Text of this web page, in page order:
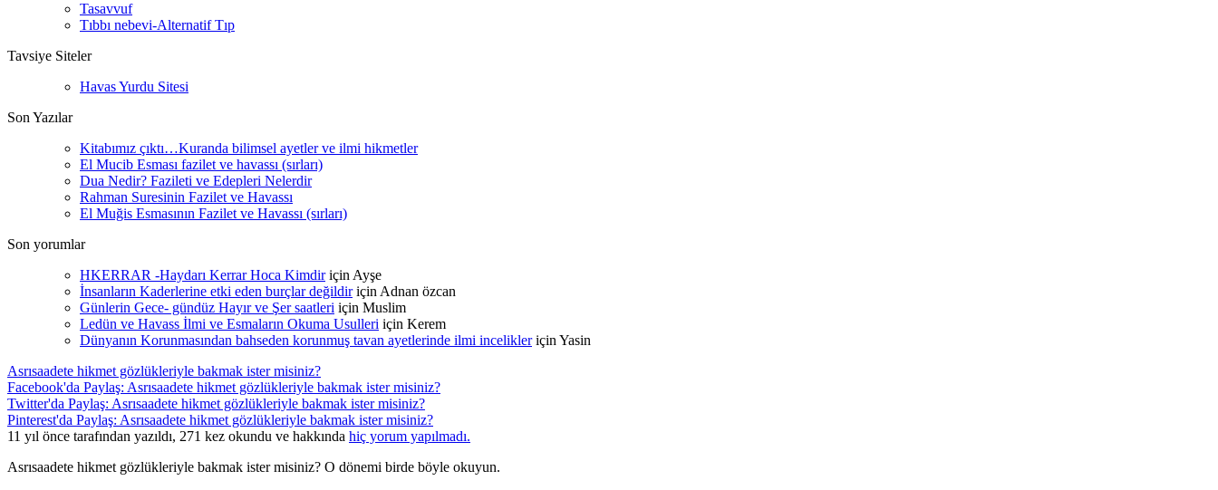
Tasavvuf
Tıbbı nebevi-Alternatif Tıp
Tavsiye Siteler
Havas Yurdu Sitesi
Son Yazılar
Kitabımız çıktı…Kuranda bilimsel ayetler ve ilmi hikmetler
El Mucib Esması fazilet ve havassı (sırları)
Dua Nedir? Fazileti ve Edepleri Nelerdir
Rahman Suresinin Fazilet ve Havassı
El Muğis Esmasının Fazilet ve Havassı (sırları)
Son yorumlar
HKERRAR -Haydarı Kerrar Hoca Kimdiriçin Ayşe
İnsanların Kaderlerine etki eden burçlar değildiriçin Adnan özcan
Günlerin Gece- gündüz Hayır ve Şer saatleri için Muslim
Ledün ve Havass İlmi ve Esmaların Okuma Usulleri için Kerem
Dünyanın Korunmasından bahseden korunmuş tavan ayetlerinde ilmi incelikleriçin Yasin
Asrısaadete hikmet gözlükleriyle bakmak ister misiniz?
Facebook'da Paylaş: Asrısaadete hikmet gözlükleriyle bakmak ister misiniz?
Twitter'da Paylaş: Asrısaadete hikmet gözlükleriyle bakmak ister misiniz?
Pinterest'da Paylaş: Asrısaadete hikmet gözlükleriyle bakmak ister misiniz?
11 yıl önce tarafından yazıldı, 271 kez okundu ve hakkında hiç yorum yapılmadı.
Asrısaadete hikmet gözlükleriyle bakmak ister misiniz? O dönemi birde böyle okuyun.